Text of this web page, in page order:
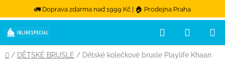
🚛 Doprava zdarma nad 1999 Kč | 🏠 Prodejna Praha
Přejít na obsah
Hledat
Domů
/ DĚTSKÉ BRUSLE / Dětské kolečkové brusle Playlife Khaan